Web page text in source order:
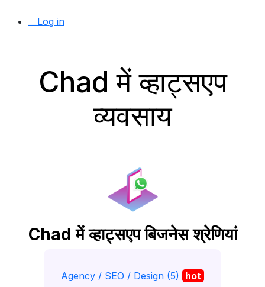
__Log in
Chad में व्हाट्सएप
व्यवसाय
Chad में व्हाट्सएप बिजनेस श्रेणियां
Agency / SEO / Design (5) hot